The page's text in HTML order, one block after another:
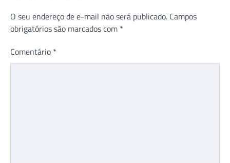
O seu endereço de e-mail não será publicado. Campos
obrigatórios são marcados com *
Comentário *